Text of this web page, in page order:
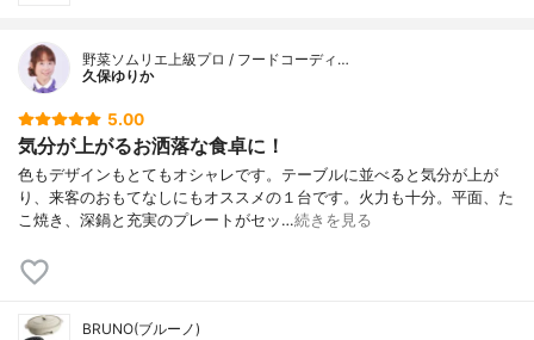
野菜ソムリエ上級プロ / フードコーディ…
久保ゆりか
5.00
気分が上がるお洒落な食卓に！
色もデザインもとてもオシャレです。テーブルに並べると気分が上が
り、来客のおもてなしにもオススメの１台です。火力も十分。平面、た
こ焼き、深鍋と充実のプレートがセッ…続きを見る
BRUNO(ブルーノ)